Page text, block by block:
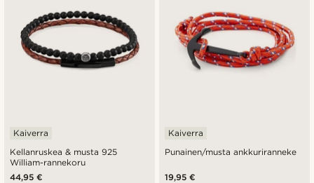
Kellanruskea & musta 925
William-rannekoru
Kaiverra
44,95 €
Punainen/musta ankkuriranneke
Kaiverra
19,95 €